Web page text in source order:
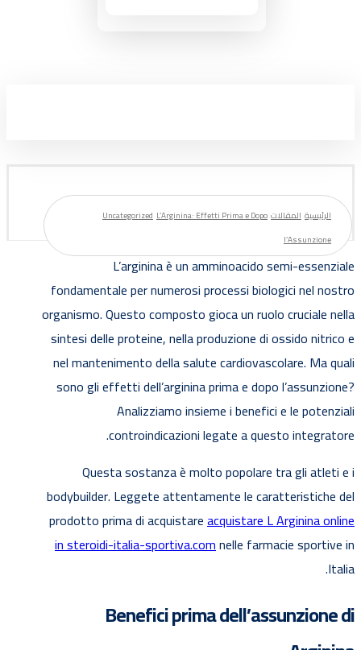
الرئيسية المقالات Uncategorized L’Arginina: Effetti Prima e Dopo
l’Assunzione
L’arginina è un amminoacido semi-essenziale
fondamentale per numerosi processi biologici nel nostro
organismo. Questo composto gioca un ruolo cruciale nella
sintesi delle proteine, nella produzione di ossido nitrico e
nel mantenimento della salute cardiovascolare. Ma quali
sono gli effetti dell’arginina prima e dopo l’assunzione?
Analizziamo insieme i benefici e le potenziali
controindicazioni legate a questo integratore.
Questa sostanza è molto popolare tra gli atleti e i
bodybuilder. Leggete attentamente le caratteristiche del
prodotto prima di acquistareacquistare L Arginina online
in steroidi-italia-sportiva.comnelle farmacie sportive in
Italia.
Benefici prima dell’assunzione di